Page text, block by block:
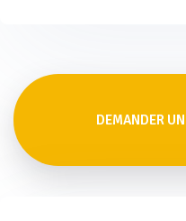
DEMANDER